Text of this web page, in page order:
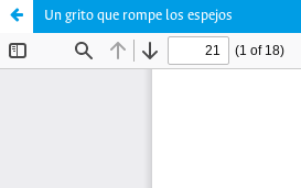
Un grito que rompe los espejos